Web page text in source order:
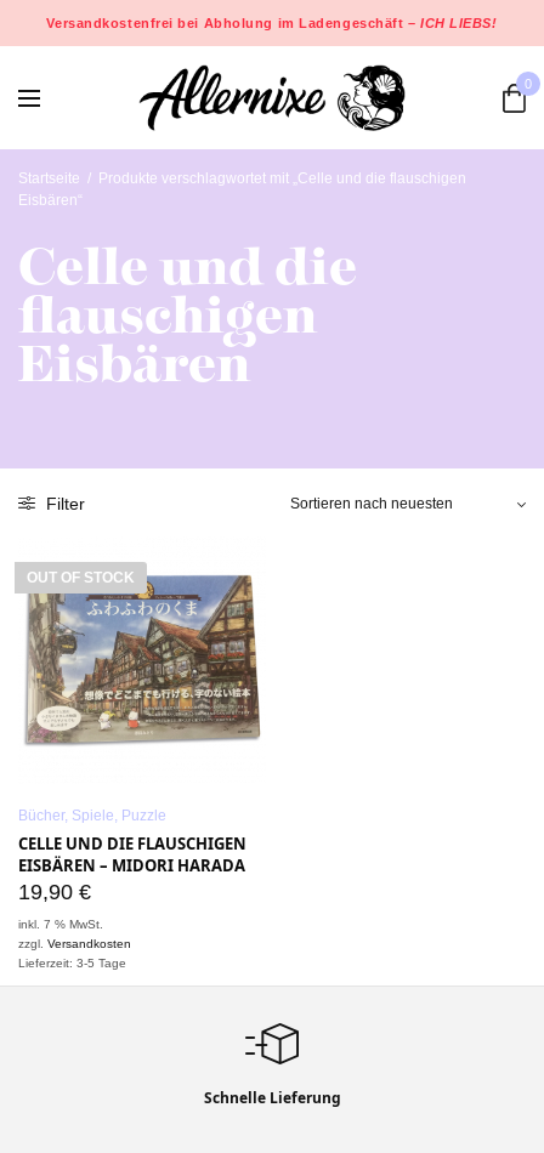
Versandkostenfrei bei Abholung im Ladengeschäft –ICH LIEBS!
0
Startseite / Produkte verschlagwortet mit „Celle und die flauschigen
Eisbären“
Celle und die
flauschigen
Eisbären
Filter
OUT OF STOCK
Bücher, Spiele, Puzzle
CELLE UND DIE FLAUSCHIGEN
EISBÄREN – MIDORI HARADA
19,90 €
inkl. 7 % MwSt.
zzgl.Versandkosten
Lieferzeit: 3-5 Tage
Schnelle Lieferung